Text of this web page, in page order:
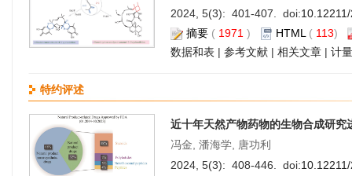
2024, 5(3): 401-407. doi:
摘要 ( 1971 ) HTML ( 113)
数据和表 | 参考文献 | 相关文章 | 计
特约评述
近十年天然产物药物的生物合成研究
冯金, 潘海学, 唐功利
2024, 5(3): 408-446. doi: